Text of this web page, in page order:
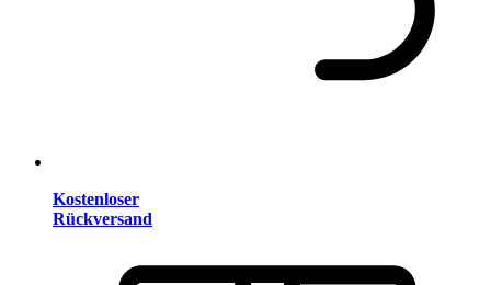
Kostenloser
Rückversand